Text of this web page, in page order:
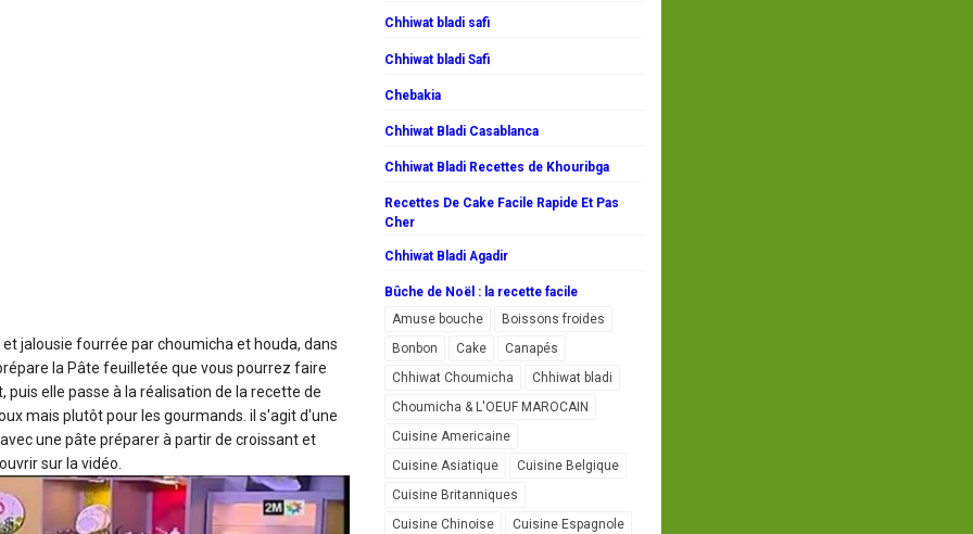
jalousie fourrée par choumicha et houda, dans
la Pâte feuilletée que vous pourrez faire
elle passe à la réalisation de la recette de
mais plutôt pour les gourmands. il s'agit d'une
une pâte préparer à partir de croissant et
sur la vidéo.
Chhiwat bladi safi
Chhiwat bladi Safi
Chebakia
Chhiwat Bladi Casablanca
Chhiwat Bladi Recettes de Khouribga
Recettes De Cake Facile Rapide Et Pas
Cher
Chhiwat Bladi Agadir
Bûche de Noël : la recette facile
Amuse bouche
Boissons froides
Bonbon
Cake
Canapés
Chhiwat Choumicha
Chhiwat bladi
Choumicha & L'OEUF MAROCAIN
Cuisine Americaine
Cuisine Asiatique
Cuisine Belgique
Cuisine Britanniques
Cuisine Chinoise
Cuisine Espagnole